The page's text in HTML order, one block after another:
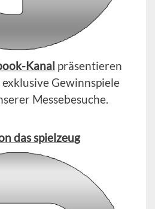
Kanal präsentieren
Gewinnspiele
Messebesuche.
das spielzeug